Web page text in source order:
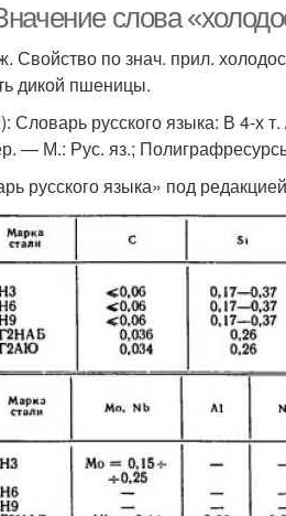
слова
по знач. прил.
дикой пшеницы.
Словарь русского языка: В 4-
— М.: Рус. яз.;
русского языка» под